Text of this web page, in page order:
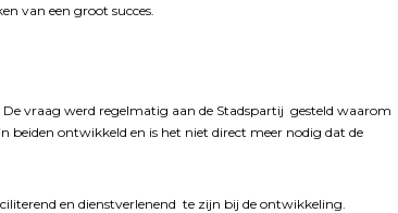
van een groot succes.
vraag werd regelmatig aan de Stadspartij gesteld waarom
ontwikkeld en is het niet direct meer nodig dat de
en dienstverlenend te zijn bij de ontwikkeling.